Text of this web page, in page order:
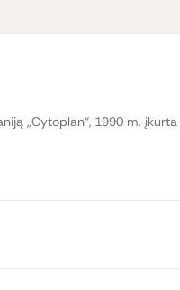
„Cytoplan“, 1990 m.
dėl nepilnavertės mitybos.